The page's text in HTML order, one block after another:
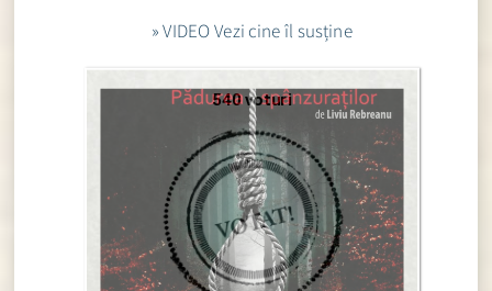
» VIDEO Vezi cine îl susține
540 voturi